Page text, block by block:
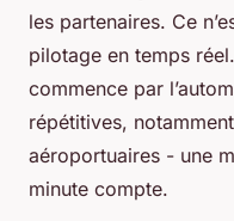
les partenaires. Ce
pilotage en temps
commence par
répétitives,
aéroportuaires - une
minute compte.